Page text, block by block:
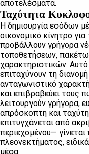
αποτελέσματα.
Ταχύτητα
Η δημιουργία εσόδων
οικονομικό κίνητρο
προβάλλουν γρήγορα
τοποθετήσεων,
χαρακτηριστικών. Αυτό
επιταχύνουν τη
ανταγωνιστικό
και επιβραβεύει τους
λειτουργούν γρήγορα,
απρόσκοπτη και
επιτυγχάνεται από
περιεχομένου—
πλεονεκτήματος,
μέσα.